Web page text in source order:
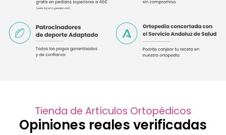
Tienda de Artículos Ortopédicos
Opiniones reales verificadas